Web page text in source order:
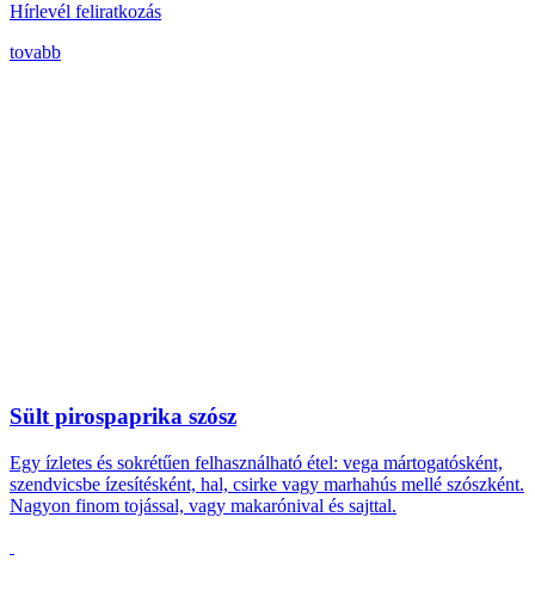
Hírlevél feliratkozás
tovabb
Sült pirospaprika szósz
Egy ízletes és sokrétűen felhasználható étel: vega mártogatósként,
szendvicsbe ízesítésként, hal, csirke vagy marhahús mellé szószként.
Nagyon finom tojással, vagy makarónival és sajttal.